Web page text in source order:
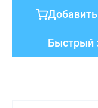
Быстрый